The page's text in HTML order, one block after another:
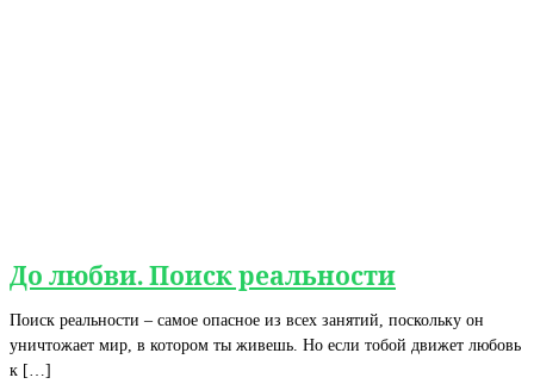
До любви. Поиск реальности
Поиск реальности – самое опасное из всех занятий, поскольку он
уничтожает мир, в котором ты живешь. Но если тобой движет любовь
к […]